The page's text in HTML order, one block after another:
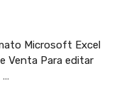
Microsoft Excel
Venta Para editar
…